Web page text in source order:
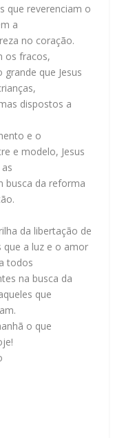
que reverenciam o
a
no coração.
os fracos,
que Jesus
dispostos a
e o
e modelo, Jesus
busca da reforma
da libertação de
que a luz e o amor
todos
na busca da
que
o que